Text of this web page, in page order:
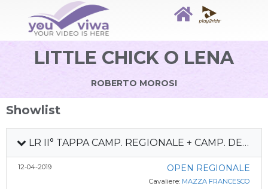
LITTLE CHICK O LENA
ROBERTO MOROSI
Showlist
LR II° TAPPA CAMP. REGIONALE + CAMP. DEBUTTANTI
12-04-2019 OPEN REGIONALE
Cavaliere: MAZZA FRANCESCO